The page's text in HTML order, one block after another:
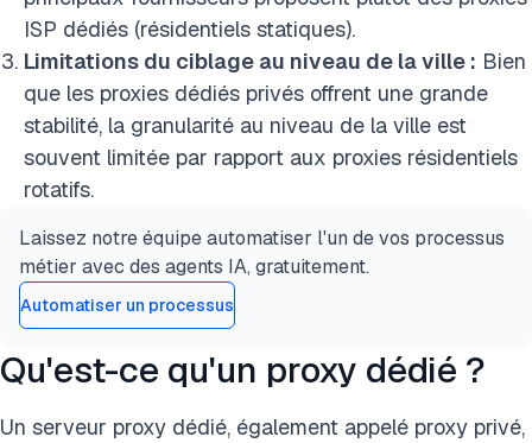
ISP dédiés (résidentiels statiques).
Limitations du ciblage au niveau de la ville : Bien
que les proxies dédiés privés offrent une grande
stabilité, la granularité au niveau de la ville est
souvent limitée par rapport aux proxies résidentiels
rotatifs.
Laissez notre équipe automatiser l'un de vos processus
métier avec des agents IA, gratuitement.
Automatiser un processus
Qu'est-ce qu'un proxy dédié ?
Un serveur proxy dédié, également appelé proxy privé,